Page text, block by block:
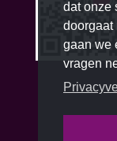
dat onze
doorgaat
gaan we
vragen